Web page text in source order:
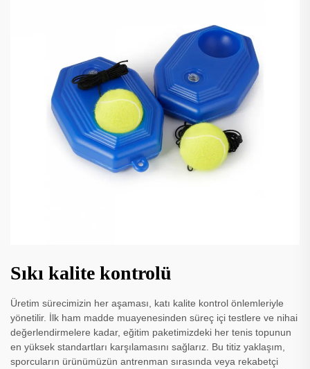
Sıkı kalite kontrolü
Üretim sürecimizin her aşaması, katı kalite kontrol önlemleriyle
yönetilir. İlk ham madde muayenesinden süreç içi testlere ve nihai
değerlendirmelere kadar, eğitim paketimizdeki her tenis topunun
en yüksek standartları karşılamasını sağlarız. Bu titiz yaklaşım,
sporcuların ürünümüzün antrenman sırasında veya rekabetçi